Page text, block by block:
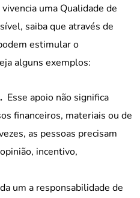
uma Qualidade de
saiba que através de
estimular o
alguns exemplos:
Esse apoio não significa
financeiros, materiais ou de
as pessoas precisam
incentivo,
um a responsabilidade de